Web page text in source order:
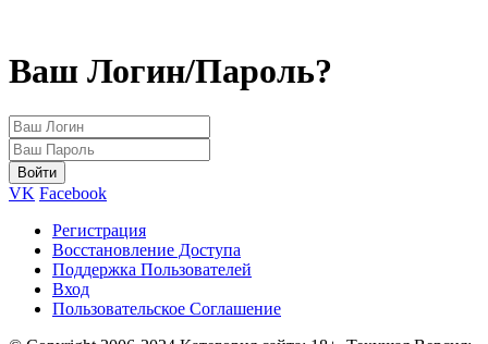
Ваш Логин/Пароль?
VK Facebook
Регистрация
Восстановление Доступа
Поддержка Пользователей
Вход
Пользовательское Соглашение